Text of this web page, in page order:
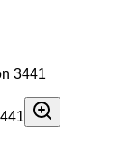
3441